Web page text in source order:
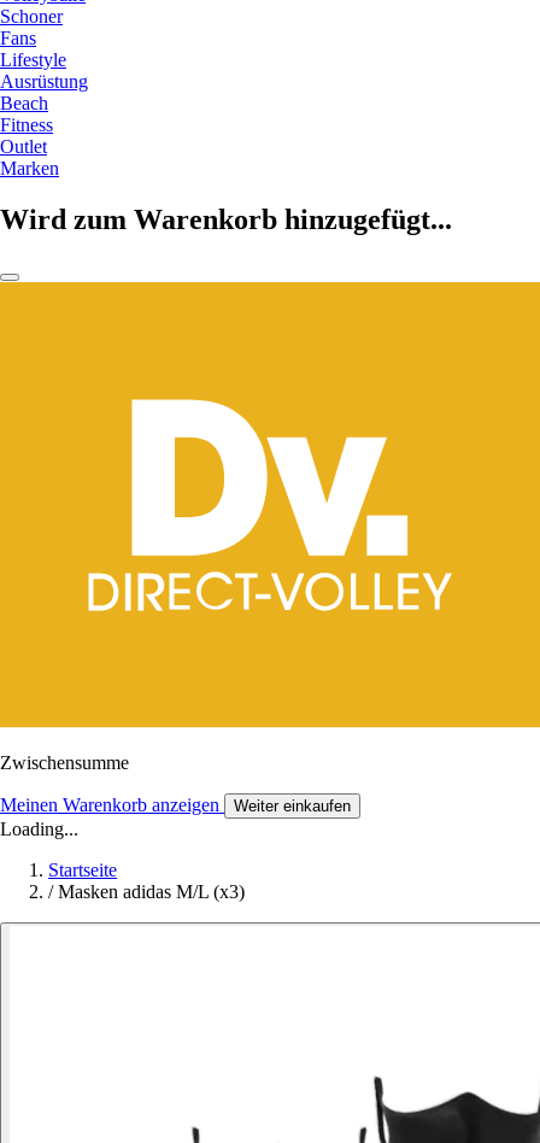
Schoner
Fans
Lifestyle
Ausrüstung
Beach
Fitness
Outlet
Marken
Wird zum Warenkorb hinzugefügt...
Zwischensumme
Meinen Warenkorb anzeigen Weiter einkaufen
Loading...
Startseite
/ Masken adidas M/L (x3)